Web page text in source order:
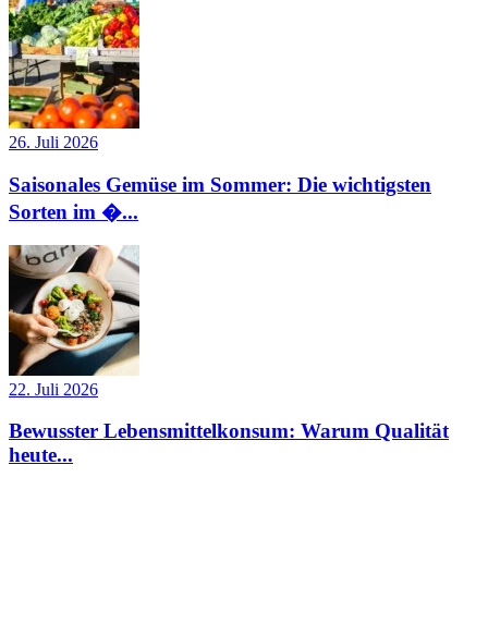
26. Juli 2026
Saisonales Gemüse im Sommer: Die wichtigsten
Sorten im �...
22. Juli 2026
Bewusster Lebensmittelkonsum: Warum Qualität
heute...